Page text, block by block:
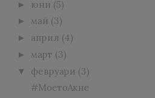
► юни (5)
► май (3)
► април (4)
► март (3)
▼ февруари (3)
#МоетоАкне